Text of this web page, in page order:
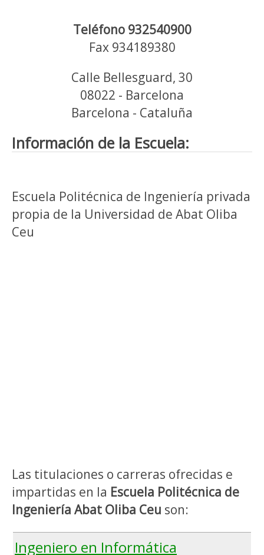
Teléfono 932540900
Fax 934189380
Calle Bellesguard, 30
08022 - Barcelona
Barcelona - Cataluña
Información de la Escuela:
Escuela Politécnica de Ingeniería privada
propia de la Universidad de Abat Oliba
Ceu
Las titulaciones o carreras ofrecidas e
impartidas en la Escuela Politécnica de
Ingeniería Abat Oliba Ceu son:
Ingeniero en Informática